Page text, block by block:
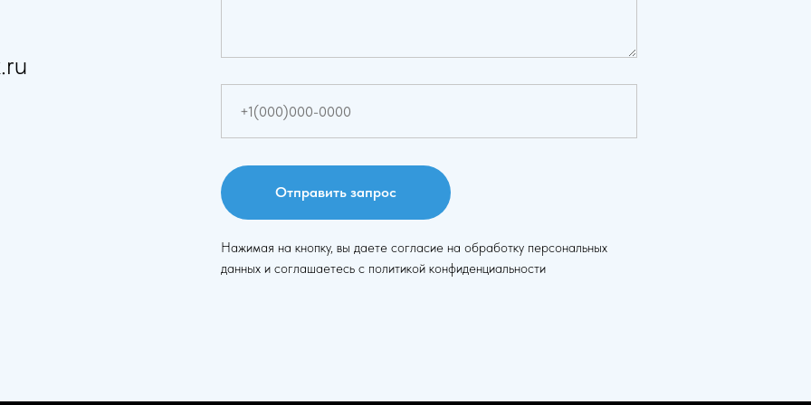
Отправить запрос
Нажимая на кнопку, вы даете согласие на обработку персональных
данных и соглашаетесь c политикой конфиденциальности